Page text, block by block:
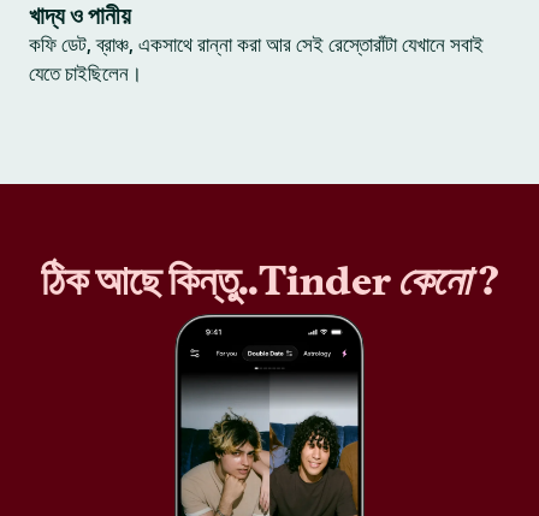
খাদ্য ও পানীয়
কফি ডেট, ব্রাঞ্চ, একসাথে রান্না করা আর সেই রেস্তোরাঁটা যেখানে সবাই
যেতে চাইছিলেন।
ঠিক আছে কিন্তু..Tinderকেনো?